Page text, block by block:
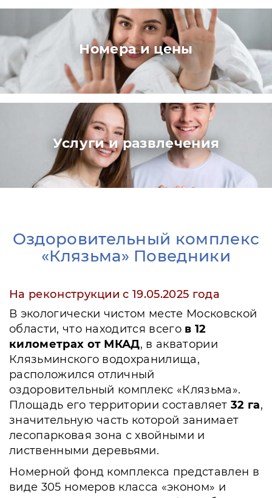
Номера и цены
Услуги и развлечения
Оздоровительный комплекс
«Клязьма» Поведники
На реконструкции с 19.05.2025 года
В экологически чистом месте Московской
области, что находится всего в 12
километрах от МКАД, в акватории
Клязьминского водохранилища,
расположился отличный
оздоровительный комплекс «Клязьма».
Площадь его территории составляет 32 га,
значительную часть которой занимает
лесопарковая зона с хвойными и
лиственными деревьями.
Номерной фонд комплекса представлен в
виде 305 номеров класса «эконом» и